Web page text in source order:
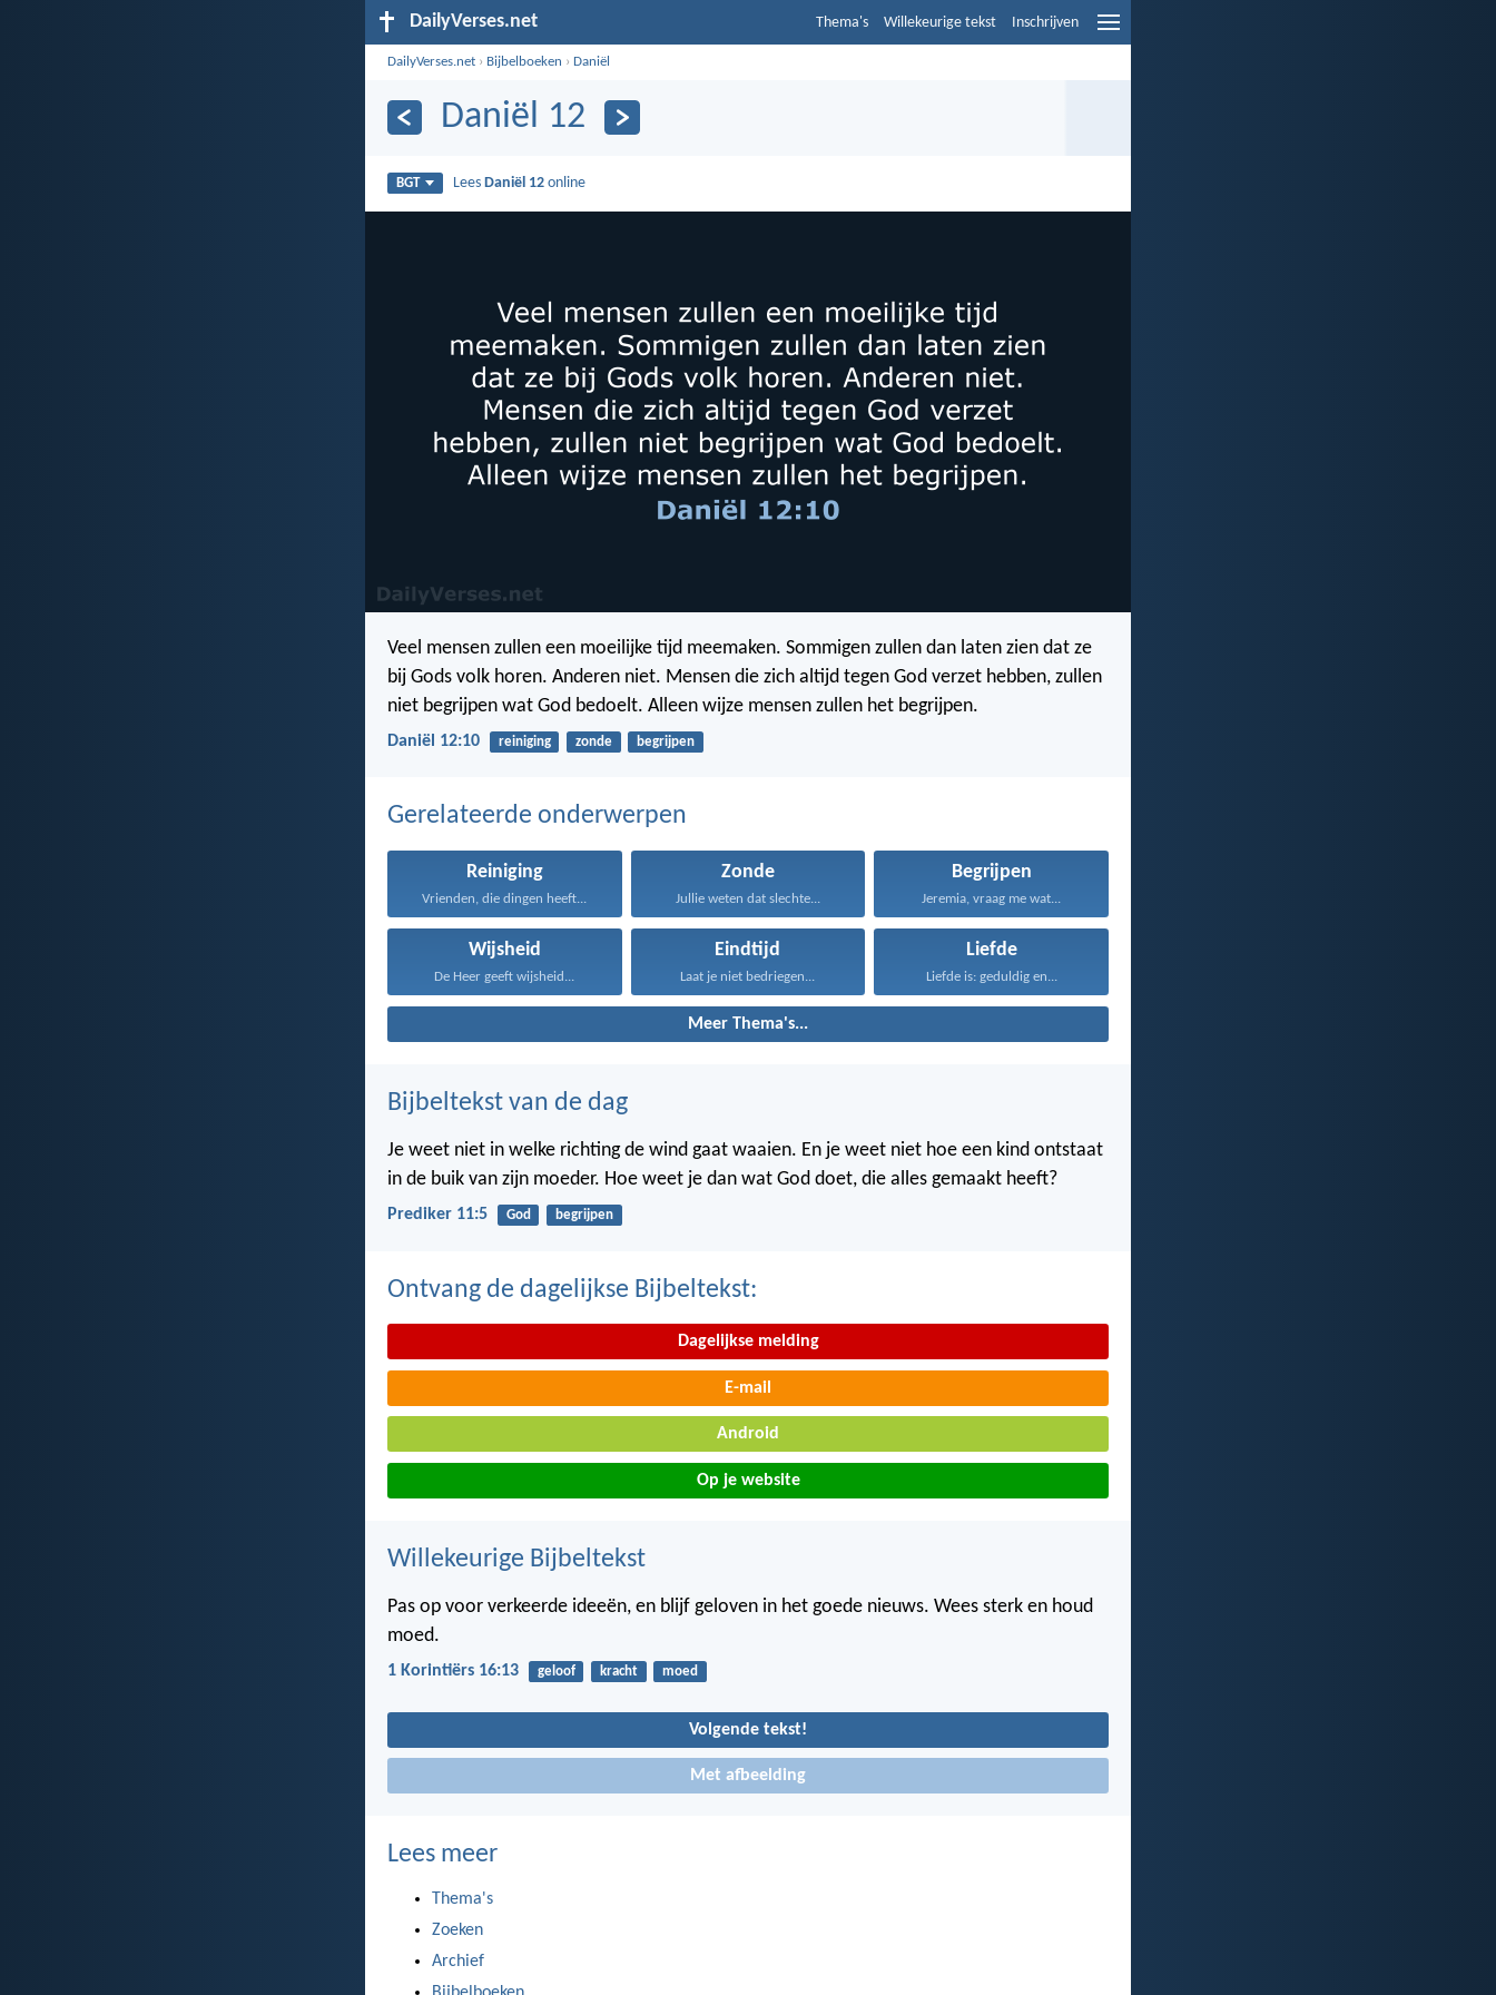
DailyVerses.net Thema's Willekeurige tekst Inschrijven
DailyVerses.net › Bijbelboeken ›Daniël
Daniël 12
BGT Lees Daniël 12 online
Veel mensen zullen een moeilijke tijd meemaken. Sommigen zullen dan laten zien dat ze
bij Gods volk horen. Anderen niet. Mensen die zich altijd tegen God verzet hebben, zullen
niet begrijpen wat God bedoelt. Alleen wijze mensen zullen het begrijpen.
Daniël 12:10 reiniging zonde begrijpen
Gerelateerde onderwerpen
Reiniging
Vrienden, die dingen heeft...
Zonde
Jullie weten dat slechte...
Begrijpen
Jeremia, vraag me wat...
Wijsheid
De Heer geeft wijsheid...
Eindtijd
Laat je niet bedriegen...
Liefde
Liefde is: geduldig en...
Meer Thema's...
Bijbeltekst van de dag
Je weet niet in welke richting de wind gaat waaien. En je weet niet hoe een kind ontstaat
in de buik van zijn moeder. Hoe weet je dan wat God doet, die alles gemaakt heeft?
Prediker 11:5 God begrijpen
Ontvang de dagelijkse Bijbeltekst:
Dagelijkse melding
E-mail
Android
Op je website
Willekeurige Bijbeltekst
Pas op voor verkeerde ideeën, en blijf geloven in het goede nieuws. Wees sterk en houd
moed.
1 Korintiërs 16:13 geloof kracht moed
Volgende tekst!
Met afbeelding
Lees meer
Thema's
Zoeken
Archief